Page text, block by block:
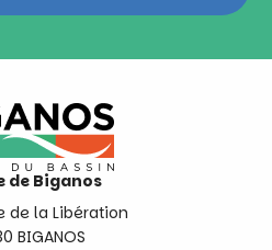
de Biganos
de la Libération
BIGANOS